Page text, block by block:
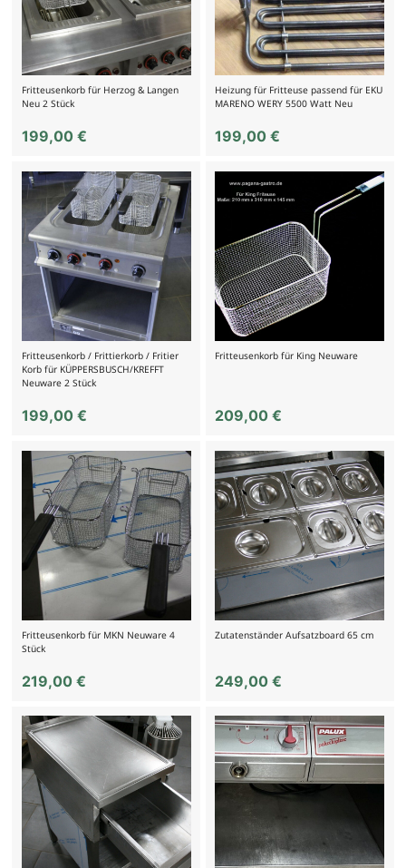
Fritteusenkorb für Herzog & Langen
Neu 2 Stück
199,00 €
Heizung für Fritteuse passend für EKU
MARENO WERY 5500 Watt Neu
199,00€
Fritteusenkorb / Frittierkorb / Fritier
Korb für KÜPPERSBUSCH/KREFFT
Neuware 2 Stück
199,00 €
Fritteusenkorb für King Neuware
209,00€
Fritteusenkorb für MKN Neuware 4
Stück
219,00 €
Zutatenständer Aufsatzboard 65 cm
249,00€